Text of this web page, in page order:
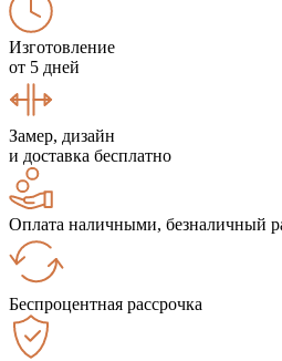
Изготовление
от 5 дней
Замер, дизайн
и доставка бесплатно
Оплата наличными, безналичный
Беспроцентная рассрочка